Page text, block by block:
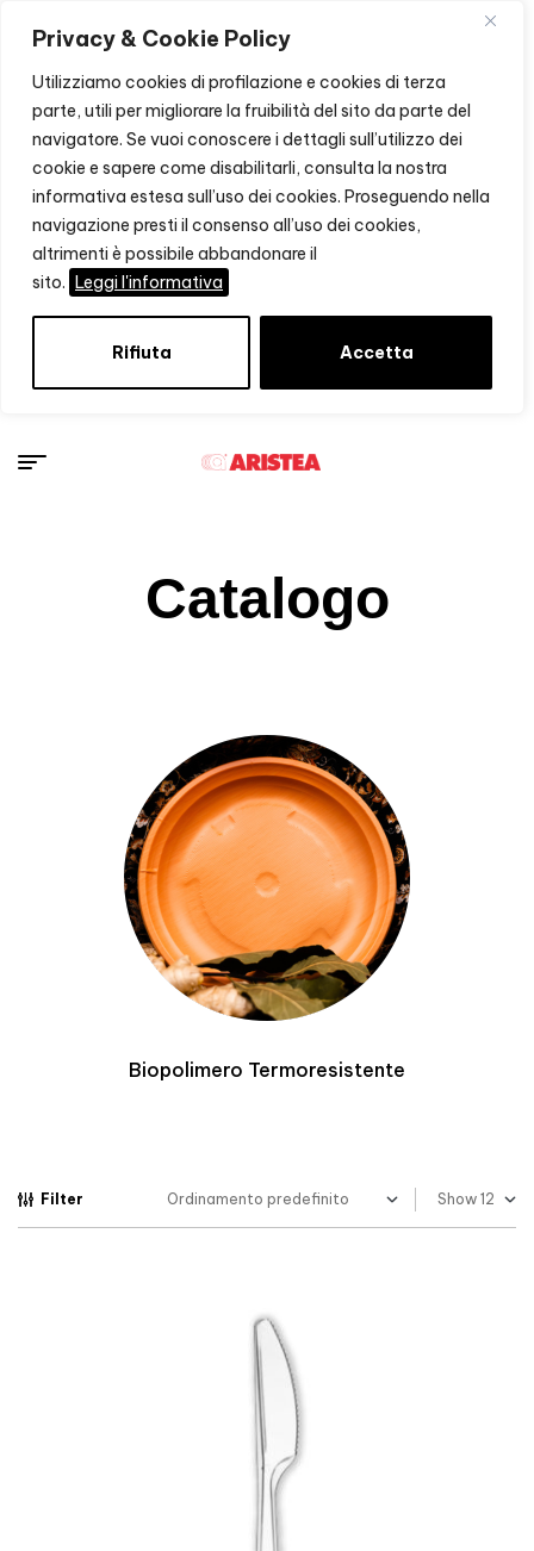
Privacy & Cookie Policy
Utilizziamo cookies di profilazione e cookies di terza
parte, utili per migliorare la fruibilità del sito da parte del
navigatore. Se vuoi conoscere i dettagli sull’utilizzo dei
cookie e sapere come disabilitarli, consulta la nostra
informativa estesa sull’uso dei cookies. Proseguendo nella
navigazione presti il consenso all’uso dei cookies,
altrimenti è possibile abbandonare il
sito. Leggi l'informativa
Rifiuta Accetta
Catalogo
Biopolimero Termoresistente
Filter Show